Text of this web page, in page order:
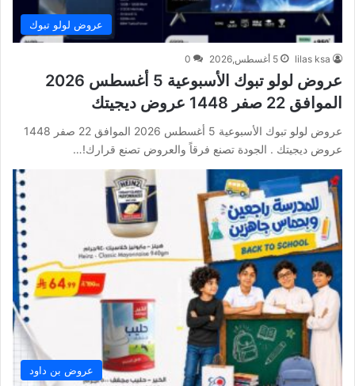
عروض لولو تبوك
lilas ksa 5 أغسطس,2026 0
عروض لولو تبوك الأسبوعية 5 أغسطس 2026
الموافق 22 صفر 1448 عروض ديجيتك
عروض لولو تبوك الأسبوعية 5 أغسطس 2026 الموافق 22 صفر 1448
عروض ديجيتك . الجودة تصنع فرقاً والعروض تصنع قرارك!…
عروض بن داود